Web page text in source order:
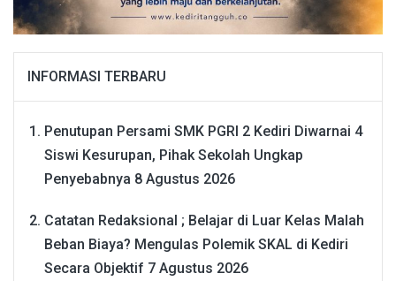
INFORMASI TERBARU
Penutupan Persami SMK PGRI 2 Kediri Diwarnai 4
Siswi Kesurupan, Pihak Sekolah Ungkap
Penyebabnya 8 Agustus 2026
Catatan Redaksional ; Belajar di Luar Kelas Malah
Beban Biaya? Mengulas Polemik SKAL di Kediri
Secara Objektif 7 Agustus 2026